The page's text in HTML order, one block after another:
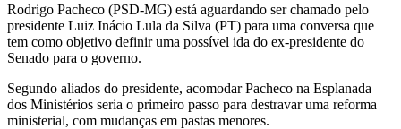
Rodrigo Pacheco (PSD-MG) está aguardando ser chamado pelo
presidente Luiz Inácio Lula da Silva (PT) para uma conversa que
tem como objetivo definir uma possível ida do ex-presidente do
Senado para o governo.
Segundo aliados do presidente, acomodar Pacheco na Esplanada
dos Ministérios seria o primeiro passo para destravar uma reforma
ministerial, com mudanças em pastas menores.